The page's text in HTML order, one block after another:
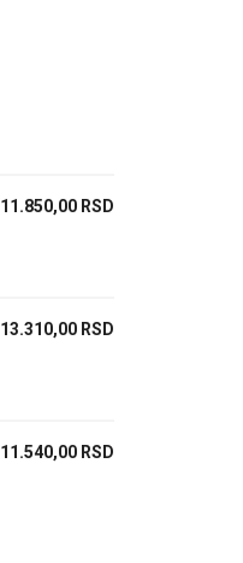
11.850,00 RSD
13.310,00 RSD
11.540,00 RSD